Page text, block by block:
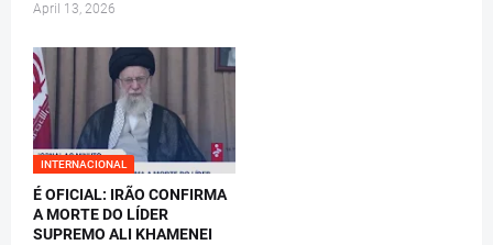
April 13, 2026
INTERNACIONAL
É OFICIAL: IRÃO CONFIRMA
A MORTE DO LÍDER
SUPREMO ALI KHAMENEI